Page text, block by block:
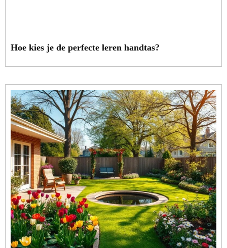
Hoe kies je de perfecte leren handtas?